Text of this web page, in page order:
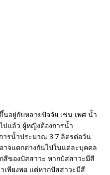
อยู่กับหลายปัจจัย เช่น เพศ น้ำ
ปแล้ว ผู้หญิงต้องการน้ำ
ารน้ำประมาณ 3.7 ลิตรต่อวัน
าจแตกต่างกันไปในแต่ละบุคคล
สีของปัสสาวะ หากปัสสาวะมีสี
เพียงพอ แต่หากปัสสาวะมีสี